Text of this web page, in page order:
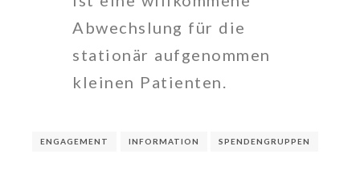
Abwechslung für die
stationär aufgenommen
kleinen Patienten.
ENGAGEMENT INFORMATION SPENDENGRUPPEN